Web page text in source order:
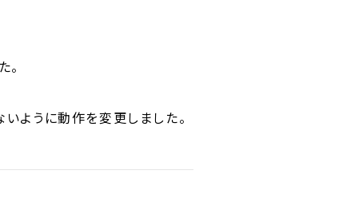
ように動作を変更しました。